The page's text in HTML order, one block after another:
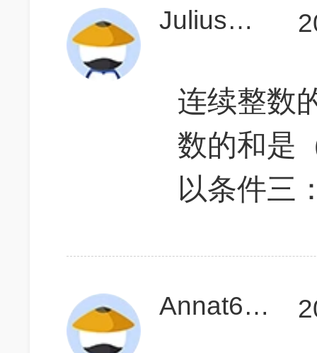
JuliusPeng
连续整数
数的和是
以条件三
Annat666